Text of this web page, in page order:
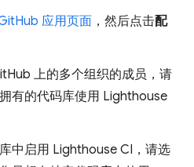
应用页面 ，然后点击配
上的多个组织的成员，请
有的代码库使用 Lighthouse
中启用 Lighthouse CI，请选